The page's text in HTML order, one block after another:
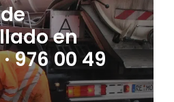
en
976 00 49